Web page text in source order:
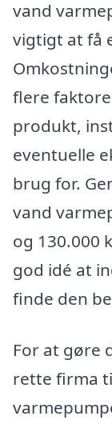
vand
vigtigt at få
flere
produkt,
eventuelle
brug for.
vand
og 130.000
god idé at
finde den
For at gøre
rette firma